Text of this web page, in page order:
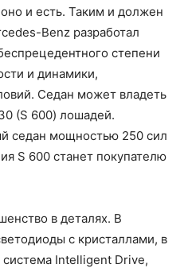
и есть. Таким и должен
Benz разработал
степени
и динамики,
Седан может владеть
(S 600) лошадей.
седан мощностью 250 сил
S 600 станет покупателю
в деталях. В
с кристаллами, в
Intelligent Drive,